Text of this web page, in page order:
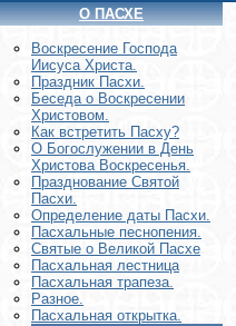
О ПАСХЕ
Воскреcение Господа
Иисуса Христа.
Праздник Пасхи.
Беседа о Воскресении
Христовом.
Как встретить Пасху?
О Богослужении в День
Христова Воскресенья.
Празднование Святой
Пасхи.
Определение даты Пасхи.
Пасхальные песнопения.
Святые о Великой Пасхе
Пасхальная лестница
Пасхальная трапеза.
Разное.
Пасхальная открытка.